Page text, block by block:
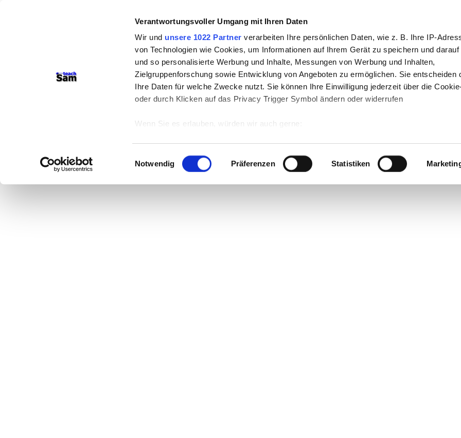
Verantwortungsvoller Umgang mit Ihren Daten
Wir und unsere 1022 Partner verarbeiten Ihre persönlichen Daten, wie z. B. Ihre IP-
von Technologien wie Cookies, um Informationen auf Ihrem Gerät zu speichern und
und so personalisierte Werbung und Inhalte, Messungen von Werbung und Inhalten,
Zielgruppenforschung sowie Entwicklung von Angeboten zu ermöglichen. Sie entscheiden
Ihre Daten für welche Zwecke nutzt. Sie können Ihre Einwilligung jederzeit über die
oder durch Klicken auf das Privacy Trigger Symbol ändern oder widerrufen
Wenn Sie es erlauben, würden wir auch gerne:
Ihr Gerät durch aktives Scannen nach bestimmten Merkmalen (Fingerprinting)
Erfahren Sie mehr darüber, wie Ihre persönlichen Daten verarbeitet werden, und legen Sie
Präferenzen imAbschnitt Einzelheitenfest.
Einwilligungsauswahl
Notwendig Präferenzen Statistiken